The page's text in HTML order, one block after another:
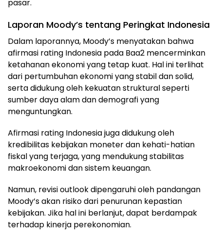
pasar.
Laporan Moody’s tentang Peringkat Indonesia
Dalam laporannya, Moody’s menyatakan bahwa
afirmasi rating Indonesia pada Baa2 mencerminkan
ketahanan ekonomi yang tetap kuat. Hal ini terlihat
dari pertumbuhan ekonomi yang stabil dan solid,
serta didukung oleh kekuatan struktural seperti
sumber daya alam dan demografi yang
menguntungkan.
Afirmasi rating Indonesia juga didukung oleh
kredibilitas kebijakan moneter dan kehati-hatian
fiskal yang terjaga, yang mendukung stabilitas
makroekonomi dan sistem keuangan.
Namun, revisi outlook dipengaruhi oleh pandangan
Moody’s akan risiko dari penurunan kepastian
kebijakan. Jika hal ini berlanjut, dapat berdampak
terhadap kinerja perekonomian.